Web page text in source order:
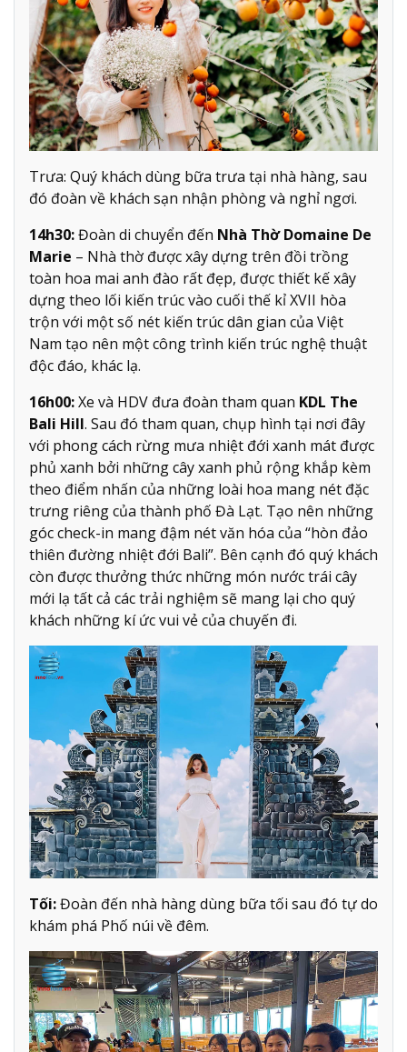
Trưa: Quý khách dùng bữa trưa tại nhà hàng, sau
đó đoàn về khách sạn nhận phòng và nghỉ ngơi.
14h30:Đoàn di chuyển đến Nhà Thờ Domaine De
Marie – Nhà thờ được xây dựng trên đồi trồng
toàn hoa mai anh đào rất đẹp, được thiết kế xây
dựng theo lối kiến trúc vào cuối thế kỉ XVII hòa
trộn với một số nét kiến trúc dân gian của Việt
Nam tạo nên một công trình kiến trúc nghệ thuật
độc đáo, khác lạ.
16h00:Xe và HDV đưa đoàn tham quan KDL The
Bali Hill. Sau đó tham quan, chụp hình tại nơi đây
với phong cách rừng mưa nhiệt đới xanh mát được
phủ xanh bởi những cây xanh phủ rộng khắp kèm
theo điểm nhấn của những loài hoa mang nét đặc
trưng riêng của thành phố Đà Lạt. Tạo nên những
góc check-in mang đậm nét văn hóa của “hòn đảo
thiên đường nhiệt đới Bali”. Bên cạnh đó quý khách
còn được thưởng thức những món nước trái cây
mới lạ tất cả các trải nghiệm sẽ mang lại cho quý
khách những kí ức vui vẻ của chuyến đi.
Tối:Đoàn đến nhà hàng dùng bữa tối sau đó tự do
khám phá Phố núi về đêm.